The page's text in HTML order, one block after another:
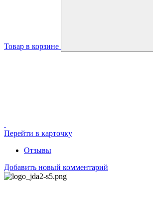
Товар в корзине
Перейти в карточку
Отзывы
Добавить новый комментарий